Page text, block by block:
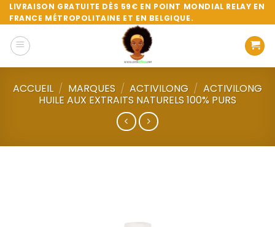
Passer
au
contenu
LIVRAISON GRATUITE DÈS 59€ EN POINT MONDIAL RELAY EN
FRANCE MÉTROPOLITAINE ET EN BELGIQUE.
ACCUEIL / MARQUES / ACTIVILONG / ACTIVILONG
HUILE AUX EXTRAITS NATURELS 100% PURS